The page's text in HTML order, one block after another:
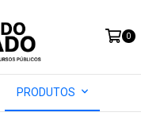
0
PRODUTOS